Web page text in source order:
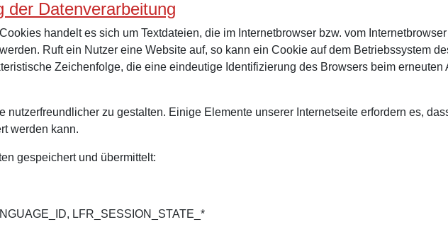
der Datenverarbeitung
handelt es sich um Textdateien, die im Internetbrowser bzw. vom
Ruft ein Nutzer eine Website auf, so kann ein Cookie auf dem Betriebssystem
Zeichenfolge, die eine eindeutige Identifizierung des Browsers beim erneuten
nutzerfreundlicher zu gestalten. Einige Elemente unserer Internetseite erfordern es,
werden kann.
gespeichert und übermittelt:
LFR_SESSION_STATE_*